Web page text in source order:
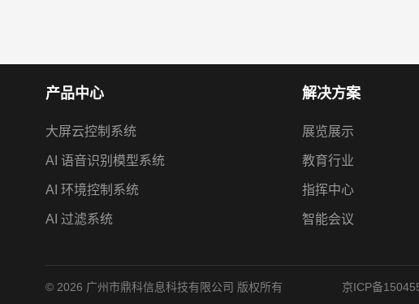
产品中心
大屏云控制系统
AI 语音识别模型系统
AI 环境控制系统
AI 过滤系统
解决方案
展览展示
教育行业
指挥中心
智能会议
© 2026 广州市鼎科信息科技有限公司 版权所有 京ICP备